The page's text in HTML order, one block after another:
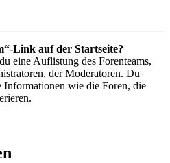
Link auf der Startseite?
eine Auflistung des Forenteams,
der Moderatoren. Du
Informationen wie die Foren, die